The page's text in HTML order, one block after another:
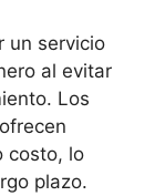
un servicio
al evitar
Los
costo, lo
plazo.